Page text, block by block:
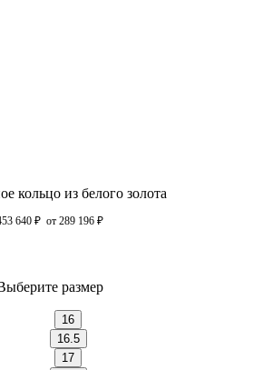
кольцо из белого золота
640 ₽ от 289 196 ₽
размер
16
16.5
17